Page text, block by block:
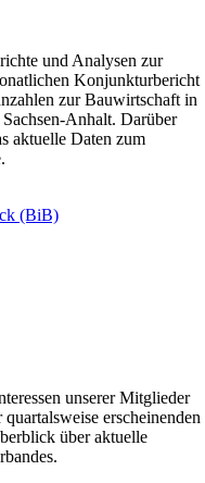
und Analysen zur
Konjunkturbericht
zur Bauwirtschaft in
Anhalt. Darüber
aktuelle Daten zum
(BiB)
unserer Mitglieder
erscheinenden
über aktuelle